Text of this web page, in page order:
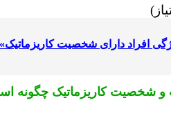
و شخصیت کاریزماتیک چگونه